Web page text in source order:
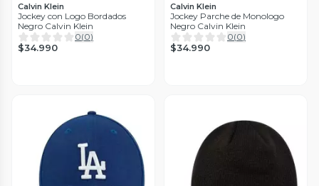
Calvin Klein
Jockey con Logo Bordados
Negro Calvin Klein
0(0)
$34.990
Calvin Klein
Jockey Parche de Monologo
Negro Calvin Klein
0(0)
$34.990